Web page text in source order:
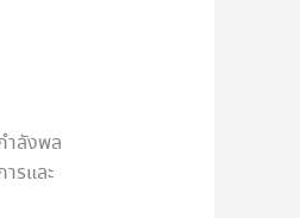
ำลังพล
รและ